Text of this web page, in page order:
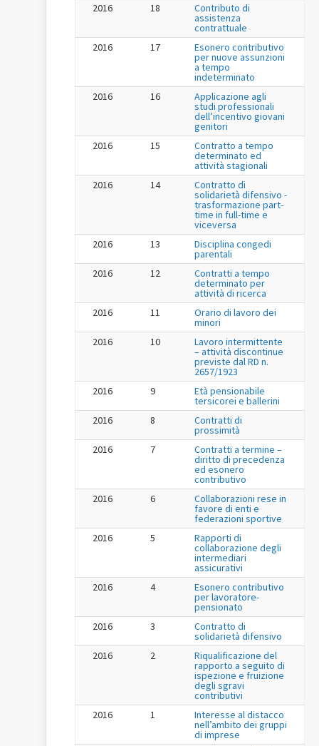
2016
18 Contributo di
assistenza
contrattuale
2016
17 Esonero contributivo
per nuove assunzioni
a tempo
indeterminato
2016
16 Applicazione agli
studi professionali
dell’incentivo giovani
genitori
2016
15 Contratto a tempo
determinato ed
attività stagionali
2016
14 Contratto di
solidarietà difensivo -
trasformazione part-
time in full-time e
viceversa
2016
13 Disciplina congedi
parentali
2016
12 Contratti a tempo
determinato per
attività di ricerca
2016
11 Orario di lavoro dei
minori
2016
10 Lavoro intermittente
– attività discontinue
previste dal RD n.
2657/1923
2016
9 Età pensionabile
tersicorei e ballerini
2016
8 Contratti di
prossimità
2016
7 Contratti a termine –
diritto di precedenza
ed esonero
contributivo
2016
6 Collaborazioni rese in
favore di enti e
federazioni sportive
2016
5 Rapporti di
collaborazione degli
intermediari
assicurativi
2016
4 Esonero contributivo
per lavoratore-
pensionato
2016
3 Contratto di
solidarietà difensivo
2016
2 Riqualificazione del
rapporto a seguito di
ispezione e fruizione
degli sgravi
contributivi
2016
1 Interesse al distacco
nell’ambito dei gruppi
di imprese